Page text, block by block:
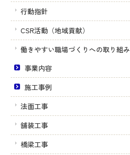
行動指針
CSR活動（地域貢献）
働きやすい職場づくりへの取り組み
事業内容
施工事例
法面工事
舗装工事
橋梁工事